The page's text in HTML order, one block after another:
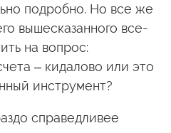
подробно. Но все же
вышесказанного все-
на вопрос:
– кидалово или это
инструмент?
справедливее